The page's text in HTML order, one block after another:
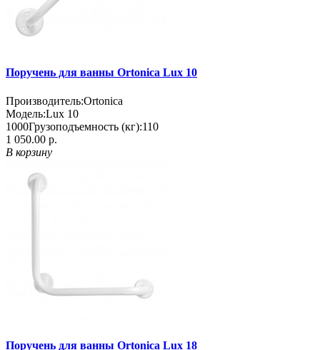
Поручень для ванны Ortonica Lux 10
Производитель:Ortonica
Модель:Lux 10
1000Грузоподъемность (кг):110
1 050.00 р.
В корзину
Поручень для ванны Ortonica Lux 18